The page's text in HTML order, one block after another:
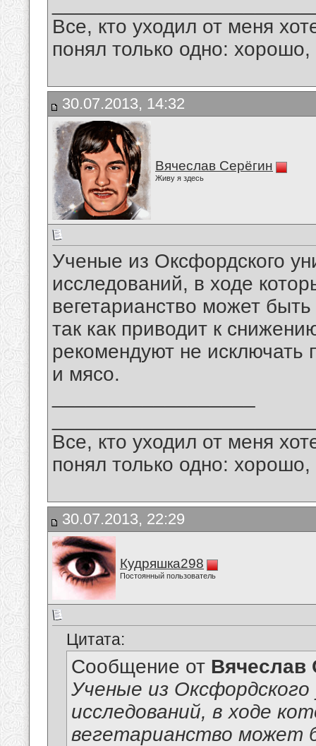
Все, кто уходил от меня
понял только одно:
30.07.2013, 14:32
Вячеслав Серёгин
Живу я здесь
Ученые из Оксфордского
исследований, в ходе
вегетарианство может
так как приводит к
рекомендуют не исключать
и мясо.
Все, кто уходил от меня
понял только одно:
30.07.2013, 22:29
Кудряшка298
Постоянный пользователь
Цитата:
Сообщение от Вячеслав
Ученые из
исследований, в ходе
вегетарианство может